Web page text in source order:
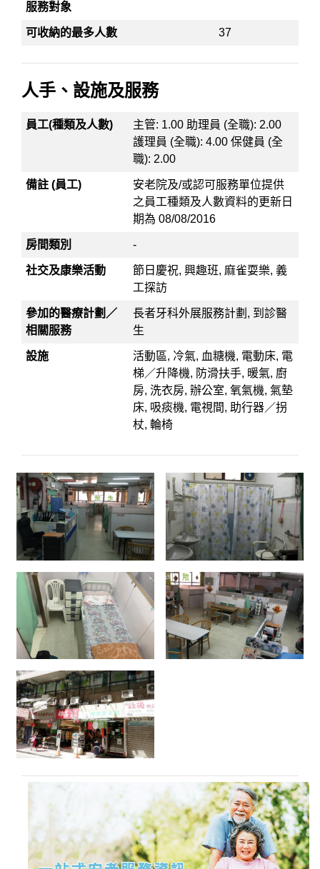
服務對象
可收納的最多人數 37
人手、設施及服務
員工(種類及人數)
主管: 1.00 助理員 (全職): 2.00
護理員 (全職): 4.00 保健員 (全
職): 2.00
備註 (員工)
安老院及/或認可服務單位提供
之員工種類及人數資料的更新日
期為 08/08/2016
房間類別 -
社交及康樂活動
節日慶祝, 興趣班, 麻雀耍樂, 義
工探訪
參加的醫療計劃／
相關服務
長者牙科外展服務計劃, 到診醫
生
設施
活動區, 冷氣, 血糖機, 電動床, 電
梯／升降機, 防滑扶手, 暖氣, 廚
房, 洗衣房, 辦公室, 氧氣機, 氣墊
床, 吸痰機, 電視間, 助行器／拐
杖, 輪椅